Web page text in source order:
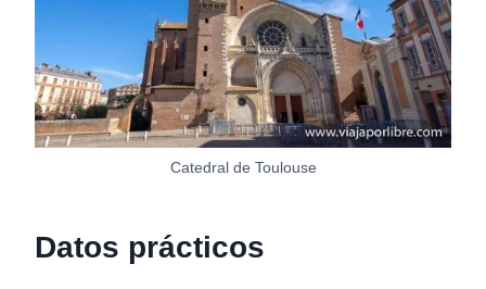
Catedral de Toulouse
Datos prácticos